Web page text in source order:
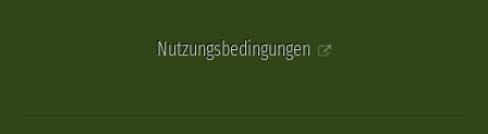
Nutzungsbedingungen